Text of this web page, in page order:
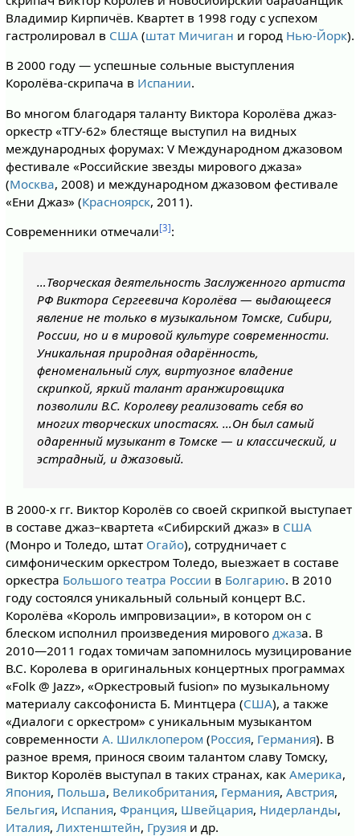
Владимир Кирпичёв. Квартет в 1998 году с успехом
гастролировал в США(штат Мичиган и город Нью-Йорк).
В 2000 году — успешные сольные выступления
Королёва-скрипача в Испании.
Во многом благодаря таланту Виктора Королёва джаз-
оркестр «ТГУ-62» блестяще выступил на видных
международных форумах: V Международном джазовом
фестивале «Российские звезды мирового джаза»
(Москва, 2008) и международном джазовом фестивале
«Ени Джаз» (Красноярск, 2011).
Современники отмечали[3]:
…Творческая деятельность Заслуженного артиста
РФ Виктора Сергеевича Королёва — выдающееся
явление не только в музыкальном Томске, Сибири,
России, но и в мировой культуре современности.
Уникальная природная одарённость,
феноменальный слух, виртуозное владение
скрипкой, яркий талант аранжировщика
позволили В.С. Королеву реализовать себя во
многих творческих ипостасях. …Он был самый
одаренный музыкант в Томске — и классический, и
эстрадный, и джазовый.
В 2000-х гг. Виктор Королёв со своей скрипкой выступает
в составе джаз–квартета «Сибирский джаз» в США
(Монро и Толедо, штат Огайо), сотрудничает с
симфоническим оркестром Толедо, выезжает в составе
оркестра Большого театра России в Болгарию. В 2010
году состоялся уникальный сольный концерт В.С.
Королёва «Король импровизации», в котором он с
блеском исполнил произведения мирового джаза. В
2010—2011 годах томичам запомнилось музицирование
В.С. Королева в оригинальных концертных программах
«Folk @ Jazz», «Оркестровый fusion» по музыкальному
материалу саксофониста Б. Минтцера (США), а также
«Диалоги с оркестром» с уникальным музыкантом
современности А. Шилклопером (Россия, Германия). В
разное время, принося своим талантом славу Томску,
Виктор Королёв выступал в таких странах, как Америка,
Япония, Польша, Великобритания, Германия, Австрия,
Бельгия, Испания, Франция, Швейцария, Нидерланды,
Италия, Лихтенштейн, Грузияи др.